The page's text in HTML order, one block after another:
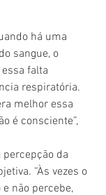
há uma
sangue, o
falta
respiratória.
melhor essa
é consciente”,
da
“Às vezes o
não percebe,